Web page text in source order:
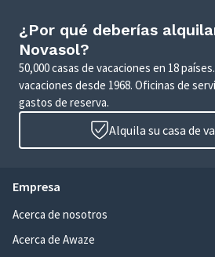
¿Por qué deberías
Novasol?
50,000 casas de vacaciones en 18
vacaciones desde 1968. Oficinas de
gastos de reserva.
Alquila su casa de
Empresa
Acerca de nosotros
Acerca de Awaze